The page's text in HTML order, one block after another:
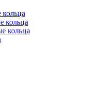
кольца
кольца